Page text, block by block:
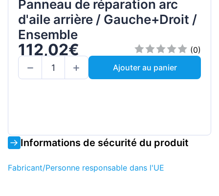
Panneau de réparation arc
d'aile arrière / Gauche+Droit /
Ensemble
112,02€
(0)
Ajouter au panier
Informations de sécurité du produit
Fabricant/Personne responsable dans l'UE